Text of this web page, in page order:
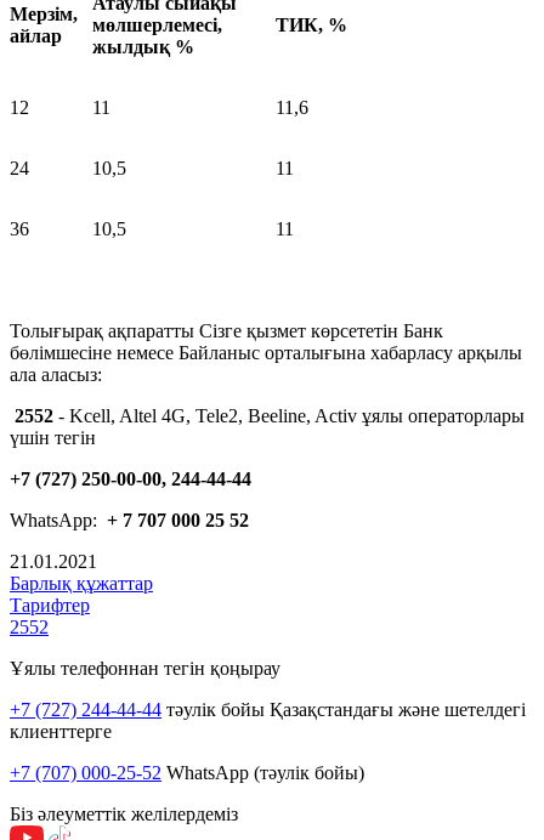
Мерзім,
айлар
мөлшерлемесі,
жылдық %
ТИК, %
12 11 11,6
24 10,5 11
36 10,5 11
Толығырақ ақпаратты Сізге қызмет көрсететін Банк
бөлімшесіне немесе Байланыс орталығына хабарласу арқылы
ала аласыз:
2552 - Kcell, Altel 4G, Tele2, Beeline, Activ ұялы операторлары
үшін тегін
+7 (727) 250-00-00, 244-44-44
WhatsApp: + 7 707 000 25 52
21.01.2021
Барлық құжаттар
Тарифтер
2552
Ұялы телефоннан тегін қоңырау
+7 (727) 244-44-44 тәулік бойы Қазақстандағы және шетелдегі
клиенттерге
+7 (707) 000-25-52 WhatsApp (тәулік бойы)
Біз әлеуметтік желілердеміз